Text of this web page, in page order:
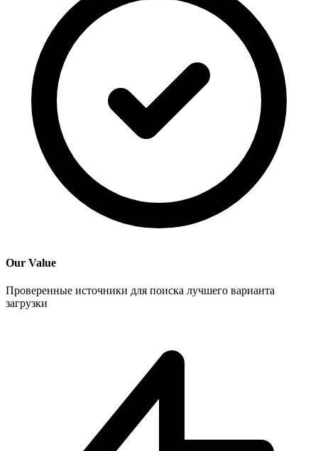
Our Value
Проверенные источники для поиска лучшего варианта
загрузки